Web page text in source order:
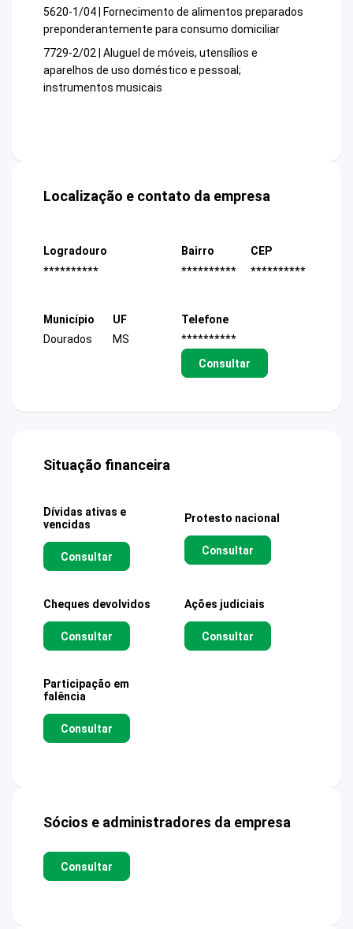
5620-1/04 | Fornecimento de alimentos preparados
preponderantemente para consumo domiciliar
7729-2/02 | Aluguel de móveis, utensílios e
aparelhos de uso doméstico e pessoal;
instrumentos musicais
Localização e contato da empresa
Logradouro
**********
Bairro
**********
CEP
**********
Município
Dourados
UF
MS
Telefone
**********
Consultar
Situação financeira
Dívidas ativas e
vencidas
Consultar
Protesto nacional
Consultar
Cheques devolvidos
Consultar
Ações judiciais
Consultar
Participação em
falência
Consultar
Sócios e administradores da empresa
Consultar